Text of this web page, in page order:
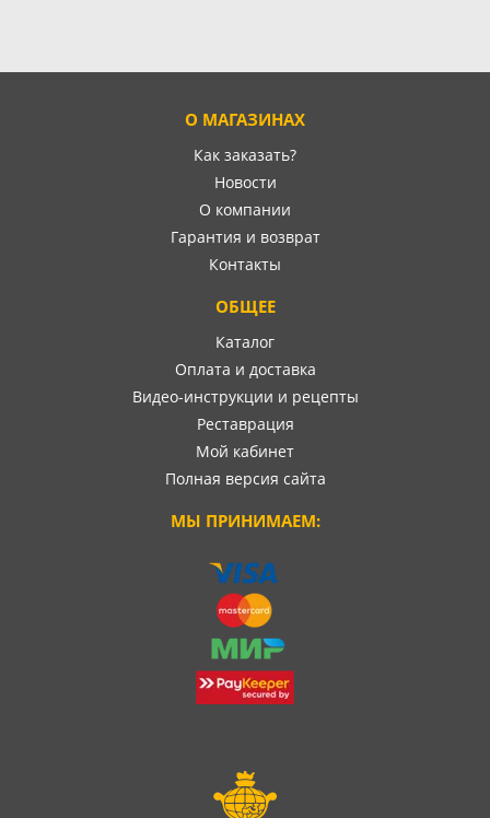
О МАГАЗИНАХ
Как заказать?
Новости
О компании
Гарантия и возврат
Контакты
ОБЩЕЕ
Каталог
Оплата и доставка
Видео-инструкции и рецепты
Реставрация
Мой кабинет
Полная версия сайта
МЫ ПРИНИМАЕМ: